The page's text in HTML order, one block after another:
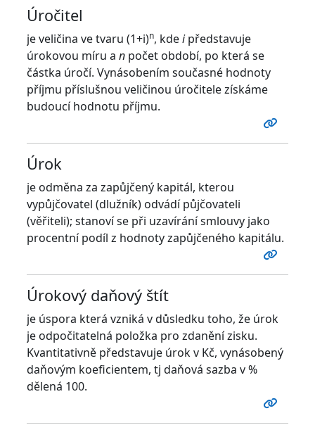
Úročitel
je veličina ve tvaru (1+i)n, kdeipředstavuje
úrokovou míru a npočet období, po která se
částka úročí. Vynásobením současné hodnoty
příjmu příslušnou veličinou úročitele získáme
budoucí hodnotu příjmu.
Úrok
je odměna za zapůjčený kapitál, kterou
vypůjčovatel (dlužník) odvádí půjčovateli
(věřiteli); stanoví se při uzavírání smlouvy jako
procentní podíl z hodnoty zapůjčeného kapitálu.
Úrokový daňový štít
je úspora která vzniká v důsledku toho, že úrok
je odpočitatelná položka pro zdanění zisku.
Kvantitativně představuje úrok v Kč, vynásobený
daňovým koeficientem, tj daňová sazba v %
dělená 100.